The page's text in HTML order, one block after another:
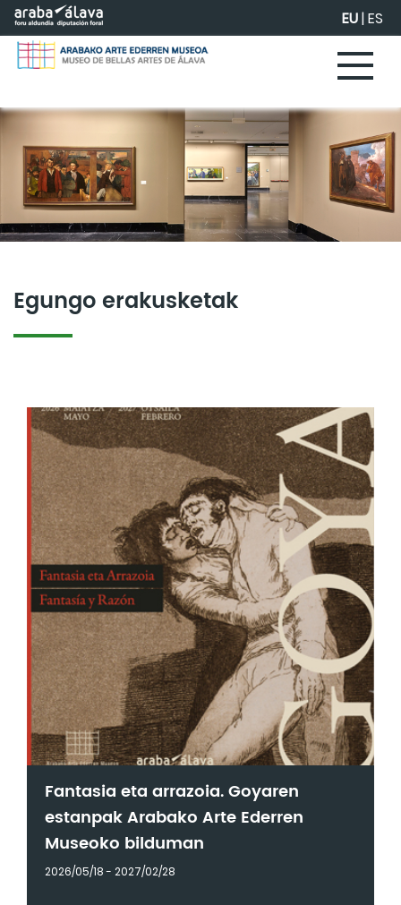
Eduki nagusira joan EU|ES
Egungo erakusketak
Fantasia eta arrazoia. Goyaren
estanpak Arabako Arte Ederren
Museoko bilduman
2026/05/18 - 2027/02/28